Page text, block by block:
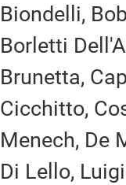
Biondelli,
Borletti
Brunetta,
Cicchitto,
Menech, De
Di Lello,